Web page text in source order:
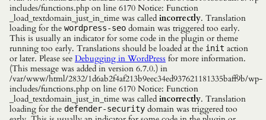
includes/functions.php on line 6170 Notice: Function
_load_textdomain_just_in_time was called incorrectly. Translation
loading for the wordpress-seo domain was triggered too early.
This is usually an indicator for some code in the plugin or theme
running too early. Translations should be loaded at the init action
or later. Please see Debugging in WordPress for more information.
(This message was added in version 6.7.0.) in
/var/www/html/2832/1d6ab2f4af213b9eec34ed937621181335baff9b/wp-
includes/functions.php on line 6170 Notice: Function
_load_textdomain_just_in_time was called incorrectly. Translation
loading for the defender-security domain was triggered too